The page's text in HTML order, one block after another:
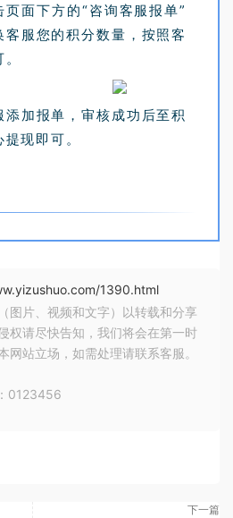
页面下方的“咨询客服报单”
客服您的积分数量，按照客
添加报单，审核成功后至积
现即可。
1390.html
图片、视频和文字）以转载和分享
权请尽快告知，我们将会在第一时
网站立场，如需处理请联系客服。
0123456
下一篇